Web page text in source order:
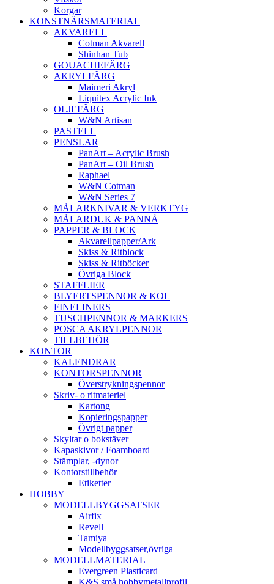
Korgar
KONSTNÄRSMATERIAL
AKVARELL
Cotman Akvarell
Shinhan Tub
GOUACHEFÄRG
AKRYLFÄRG
Maimeri Akryl
Liquitex Acrylic Ink
OLJEFÄRG
W&N Artisan
PASTELL
PENSLAR
PanArt – Acrylic Brush
PanArt – Oil Brush
Raphael
W&N Cotman
W&N Series 7
MÅLARKNIVAR & VERKTYG
MÅLARDUK & PANNÅ
PAPPER & BLOCK
Akvarellpapper/Ark
Skiss & Ritblock
Skiss & Ritböcker
Övriga Block
STAFFLIER
BLYERTSPENNOR & KOL
FINELINERS
TUSCHPENNOR & MARKERS
POSCA AKRYLPENNOR
TILLBEHÖR
KONTOR
KALENDRAR
KONTORSPENNOR
Överstrykningspennor
Skriv- o ritmateriel
Kartong
Kopieringspapper
Övrigt papper
Skyltar o bokstäver
Kapaskivor / Foamboard
Stämplar, -dynor
Kontorstillbehör
Etiketter
HOBBY
MODELLBYGGSATSER
Airfix
Revell
Tamiya
Modellbyggsatser,övriga
MODELLMATERIAL
Evergreen Plasticard
K&S små hobbymetallprofil